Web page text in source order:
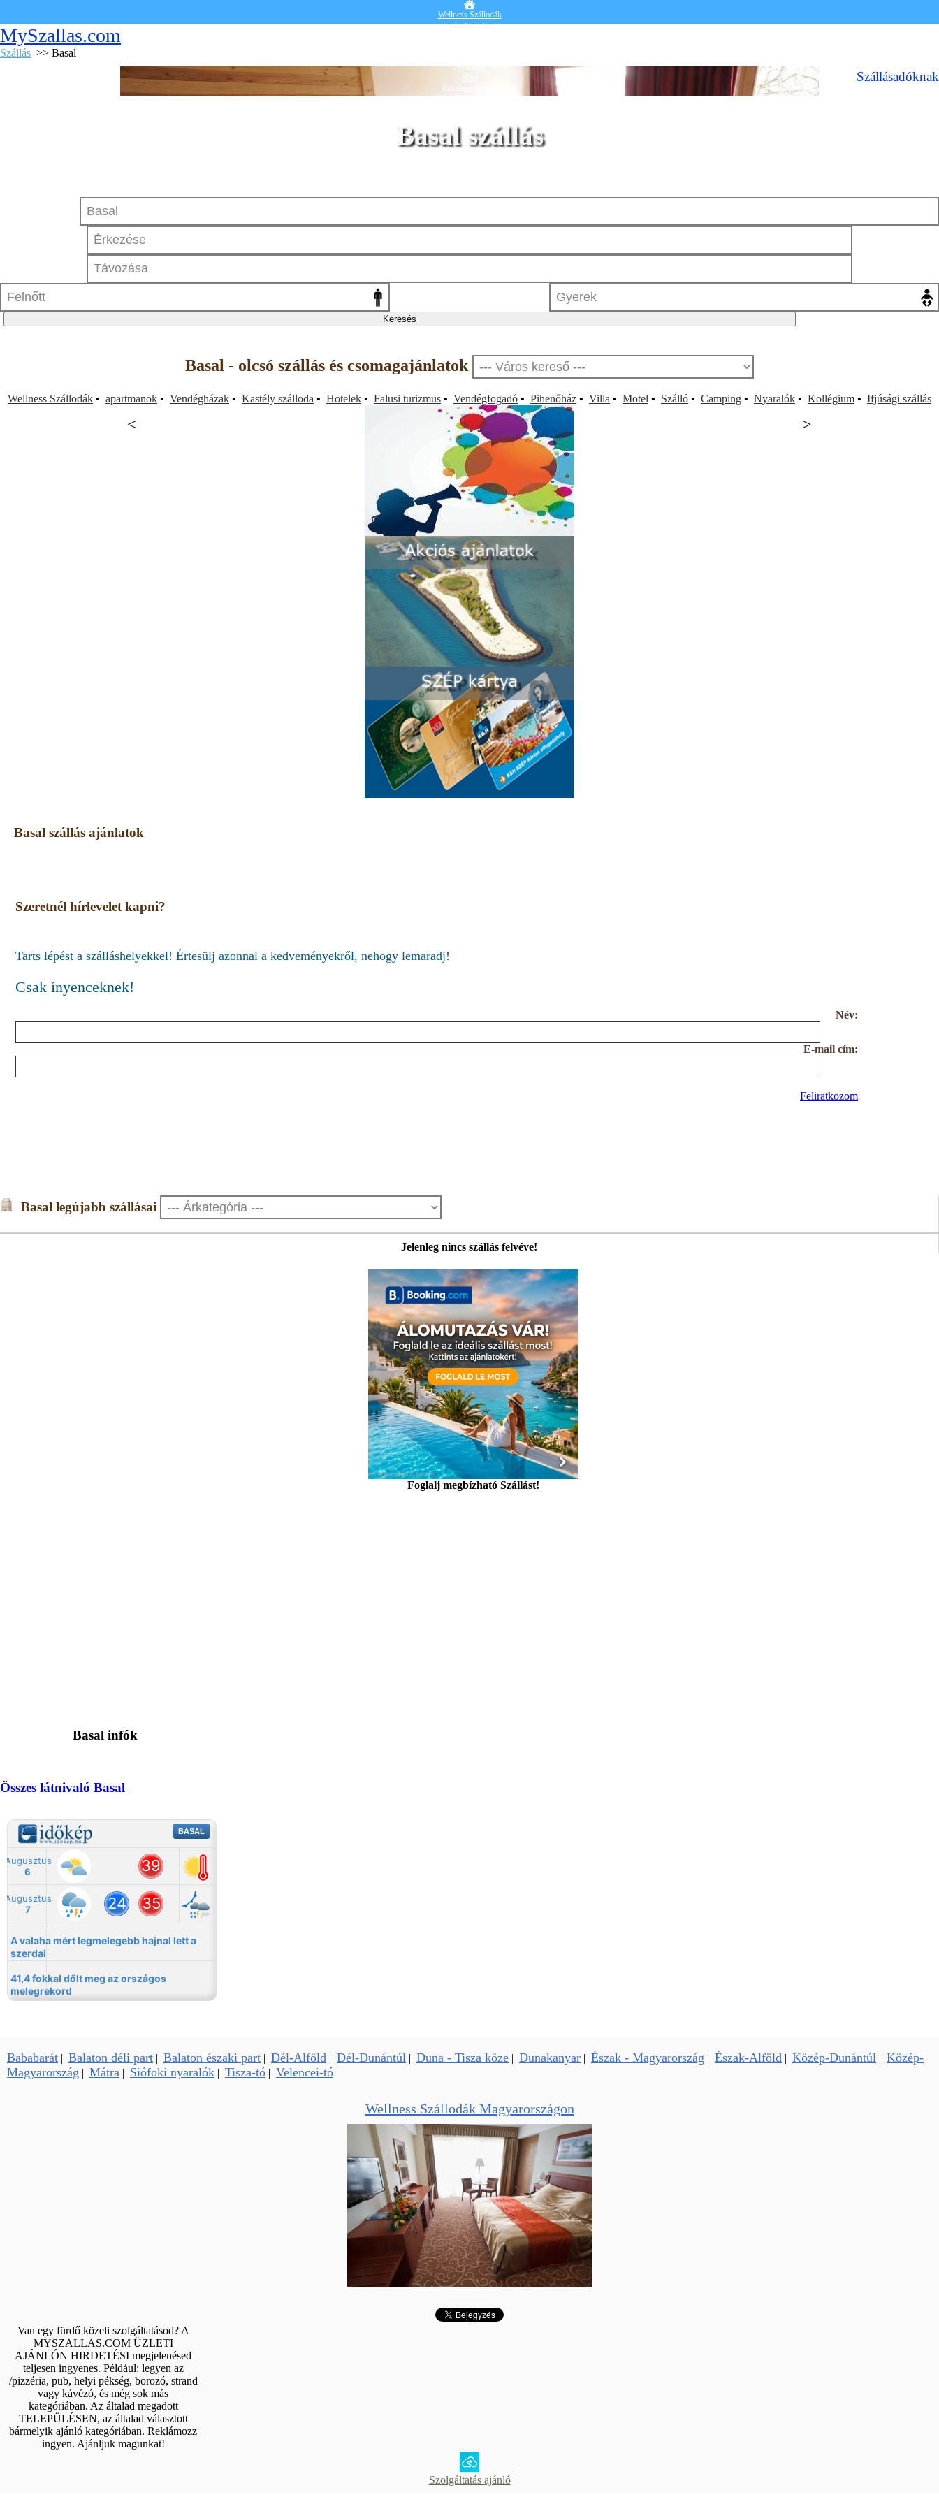
Wellness Szállodák
apartmanok
Nyaralók
Részletes kereső
MySzallas.com
Szállás >> Basal
Szállásadóknak
Basal szállás
< >
Basal - olcsó szállás és csomagajánlatok
Wellness Szállodák ▪ apartmanok ▪ Vendégházak ▪ Kastély szálloda ▪ Hotelek ▪ Falusi turizmus ▪ Vendégfogadó ▪ Pihenőház ▪ Villa ▪ Motel ▪ Szálló ▪ Camping ▪ Nyaralók ▪ Kollégium ▪ Ifjúsági szállás
Basal szállás ajánlatok
Szeretnél hírlevelet kapni?
Tarts lépést a szálláshelyekkel! Értesülj azonnal a kedveményekről, nehogy lemaradj!
Csak ínyenceknek!
Név:
E-mail cím:
Feliratkozom
Basal legújabb szállásai
Jelenleg nincs szállás felvéve!
Foglalj megbízható Szállást!
Basal infók
Összes látnivaló Basal
Bababarát | Balaton déli part | Balaton északi part | Dél-Alföld | Dél-Dunántúl | Duna - Tisza köze | Dunakanyar | Észak - Magyarország | Észak-Alföld | Közép-Dunántúl | Közép-
Magyarország | Mátra | Siófoki nyaralók | Tisza-tó | Velencei-tó
Wellness Szállodák Magyarországon
Van egy fürdő közeli szolgáltatásod? A
MYSZALLAS.COM ÜZLETI
AJÁNLÓN HIRDETÉSI megjelenésed
teljesen ingyenes. Például: legyen az
/pizzéria, pub, helyi pékség, borozó, strand
vagy kávézó, és még sok más
kategóriában. Az általad megadott
TELEPÜLÉSEN, az általad választott
bármelyik ajánló kategóriában. Reklámozz
ingyen. Ajánljuk magunkat!
Szolgáltatás ajánló